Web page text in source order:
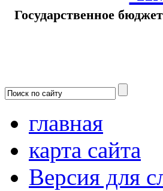
Государственное
главная
карта сайта
Версия для